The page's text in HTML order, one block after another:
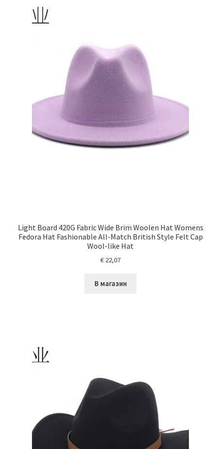
Light Board 420G Fabric Wide Brim Woolen Hat Womens
Fedora Hat Fashionable All-Match British Style Felt Cap
Wool-like Hat
€ 22,07
В магазин